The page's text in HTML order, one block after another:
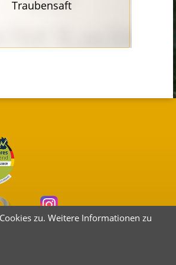
Traubensaft
zu. Weitere Informationen zu